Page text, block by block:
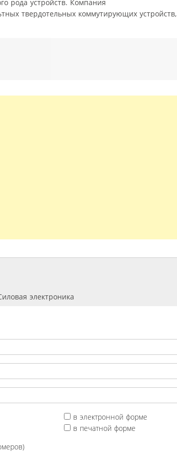
рода устройств. Компания
твердотельных коммутирующих устройств,
электроника
в электронной форме
в печатной форме